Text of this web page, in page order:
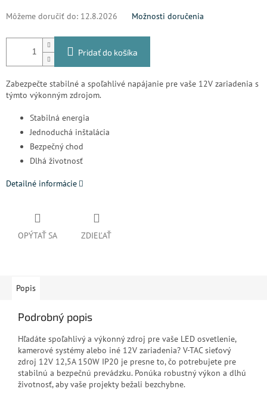
Môžeme doručiť do: 12.8.2026 Možnosti doručenia
Pridať do košíka
Zabezpečte stabilné a spoľahlivé napájanie pre vaše 12V zariadenia s
týmto výkonným zdrojom.
Stabilná energia
Jednoduchá inštalácia
Bezpečný chod
Dlhá životnosť
Detailné informácie
OPÝTAŤ SA ZDIEĽAŤ
Popis
Podrobný popis
Hľadáte spoľahlivý a výkonný zdroj pre vaše LED osvetlenie,
kamerové systémy alebo iné 12V zariadenia? V-TAC sieťový
zdroj 12V 12,5A 150W IP20 je presne to, čo potrebujete pre
stabilnú a bezpečnú prevádzku. Ponúka robustný výkon a dlhú
životnosť, aby vaše projekty bežali bezchybne.